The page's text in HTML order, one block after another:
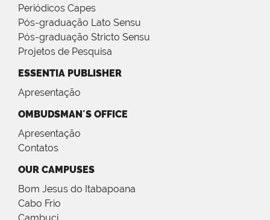
Periódicos Capes
Pós-graduação Lato Sensu
Pós-graduação Stricto Sensu
Projetos de Pesquisa
ESSENTIA PUBLISHER
Apresentação
OMBUDSMAN´S OFFICE
Apresentação
Contatos
OUR CAMPUSES
Bom Jesus do Itabapoana
Cabo Frio